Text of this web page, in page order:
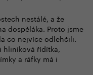
nestálé, a že
dospěláka. Proto jsme
co nejvíce odlehčili.
hliníková řídítka,
a ráfky má i